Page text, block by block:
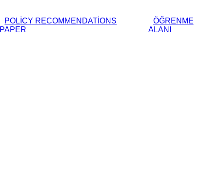
POLICY RECOMMENDATIONS
PAPER
ÖĞRENME
ALANI